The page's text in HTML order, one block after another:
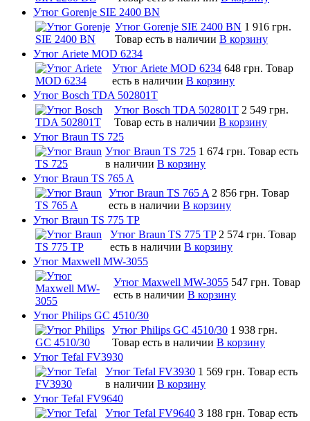
Утюг Gorenje SIE 2400 BN
Утюг Gorenje SIE 2400 BN 1 916 грн.
Товар есть в наличии В корзину
Утюг Ariete MOD 6234
Утюг Ariete MOD 6234 648 грн. Товар
есть в наличии В корзину
Утюг Bosch TDA 502801T
Утюг Bosch TDA 502801T 2 549 грн.
Товар есть в наличии В корзину
Утюг Braun TS 725
Утюг Braun TS 725 1 674 грн. Товар есть
в наличии В корзину
Утюг Braun TS 765 A
Утюг Braun TS 765 A 2 856 грн. Товар
есть в наличии В корзину
Утюг Braun TS 775 TP
Утюг Braun TS 775 TP 2 574 грн. Товар
есть в наличии В корзину
Утюг Maxwell MW-3055
Утюг Maxwell MW-3055 547 грн. Товар
есть в наличии В корзину
Утюг Philips GC 4510/30
Утюг Philips GC 4510/30 1 938 грн.
Товар есть в наличии В корзину
Утюг Tefal FV3930
Утюг Tefal FV3930 1 569 грн. Товар есть
в наличии В корзину
Утюг Tefal FV9640
Утюг Tefal FV9640 3 188 грн. Товар есть